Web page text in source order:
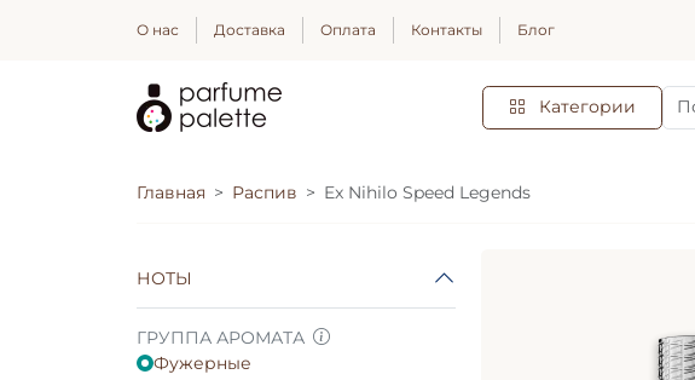
О нас Доставка Оплата Контакты Блог
Категории
Главная Распив Ex Nihilo Speed Legends
НОТЫ
ГРУППА АРОМАТА
Фужерные